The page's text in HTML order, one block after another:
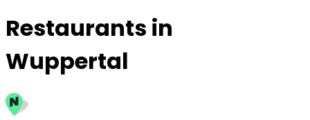
Restaurants in
Wuppertal